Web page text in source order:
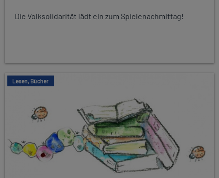
Die Volksolidarität lädt ein zum Spielenachmittag!
Lesen, Bücher